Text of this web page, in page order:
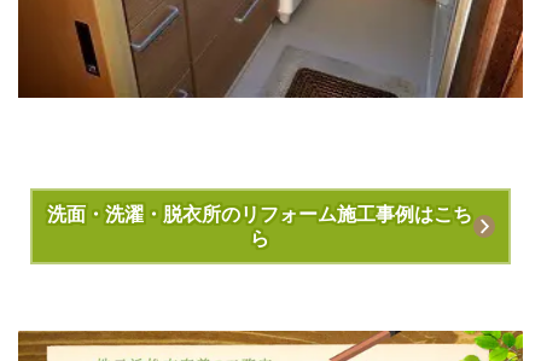
洗面・洗濯・脱衣所のリフォーム施工事例はこち
ら